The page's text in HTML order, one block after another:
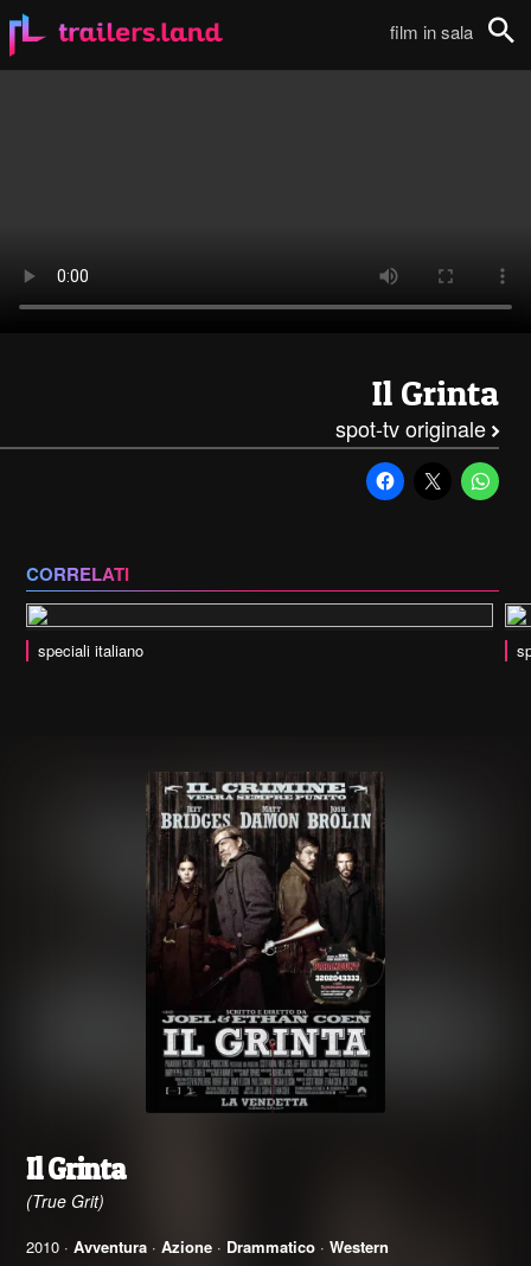
film in sala
Il Grinta
spot-tv originale
CORRELATI
speciali italiano
Il Grinta
(True Grit)
2010 · Avventura ·Azione · Drammatico ·Western